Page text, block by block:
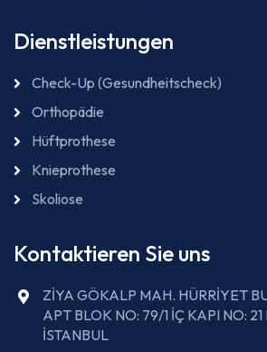
Dienstleistungen
Check-Up (Gesundheitscheck)
Orthopädie
Hüftprothese
Knieprothese
Skoliose
Kontaktieren Sie uns
ZİYA GÖKALP MAH. HÜRRİYET
APT BLOK NO: 79/1 İÇ KAPI NO:
İSTANBUL